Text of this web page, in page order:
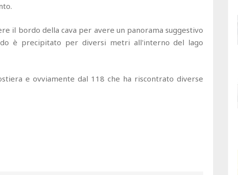
il bordo della cava per avere un panorama suggestivo
è precipitato per diversi metri all'interno del lago
e ovviamente dal 118 che ha riscontrato diverse